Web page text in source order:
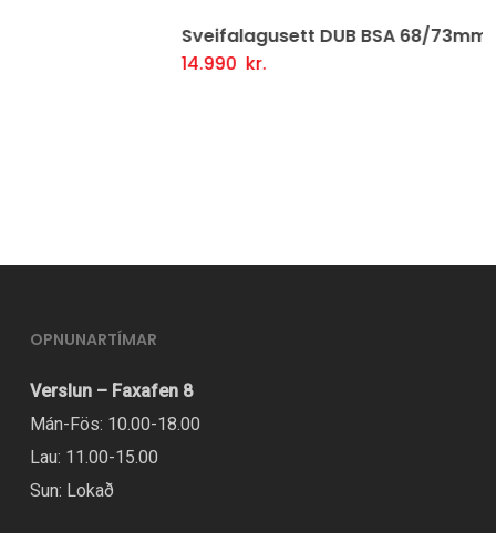
Sveifalagusett DUB BSA 68/73mm
OPNUNARTÍMAR
Verslun – Faxafen 8
Mán-Fös: 10.00-18.00
Lau: 11.00-15.00
Sun: Lokað